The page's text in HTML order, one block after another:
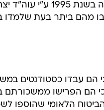
מהם ביתר בעת
הם עבדו כסטודנטים
הם הפרישו ממשכורתם
הלאומי שהוספו